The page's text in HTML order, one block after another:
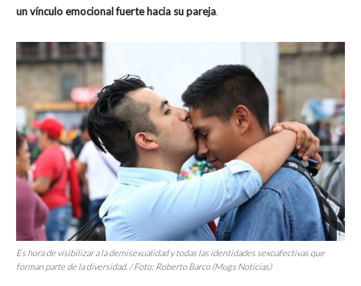
un vínculo emocional fuerte hacia su pareja.
Es hora de visibilizar a la demisexualidad y todas las identidades sexoafectivas que
forman parte de la diversidad. / Foto: Roberto Barco (Mugs Noticias)